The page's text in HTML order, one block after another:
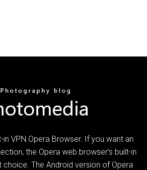
in VPN Opera Browser. If you want an
the Opera web browser’s built-in
choice. The Android version of Opera